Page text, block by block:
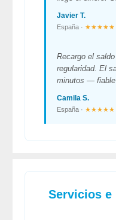
Javier T.
España · ★★★★★
Recargo el
regularidad. El
minutos — fiable
Camila S.
España · ★★★★★
Servicios e